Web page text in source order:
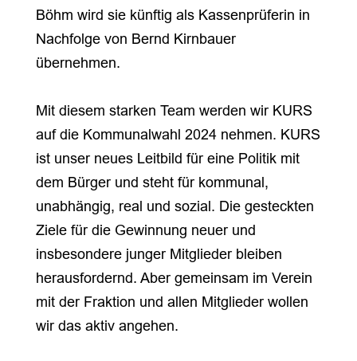
Böhm wird sie künftig als Kassenprüferin in
Nachfolge von Bernd Kirnbauer
übernehmen.
Mit diesem starken Team werden wir KURS
auf die Kommunalwahl 2024 nehmen. KURS
ist unser neues Leitbild für eine Politik mit
dem Bürger und steht für kommunal,
unabhängig, real und sozial. Die gesteckten
Ziele für die Gewinnung neuer und
insbesondere junger Mitglieder bleiben
herausfordernd. Aber gemeinsam im Verein
mit der Fraktion und allen Mitglieder wollen
wir das aktiv angehen.